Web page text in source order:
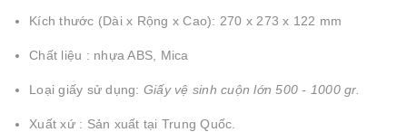
Kích thước (Dài x Rộng x Cao): 270 x 273 x 122 mm
Chất liệu : nhựa ABS, Mica
Loại giấy sử dụng: Giấy vệ sinh cuộn lớn 500 - 1000 gr.
Xuất xứ : Sản xuất tại Trung Quốc.